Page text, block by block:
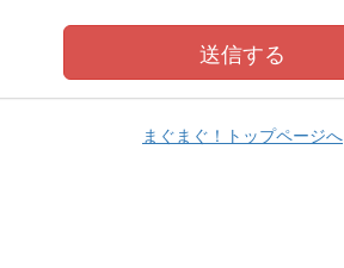
まぐまぐ！トップページへ